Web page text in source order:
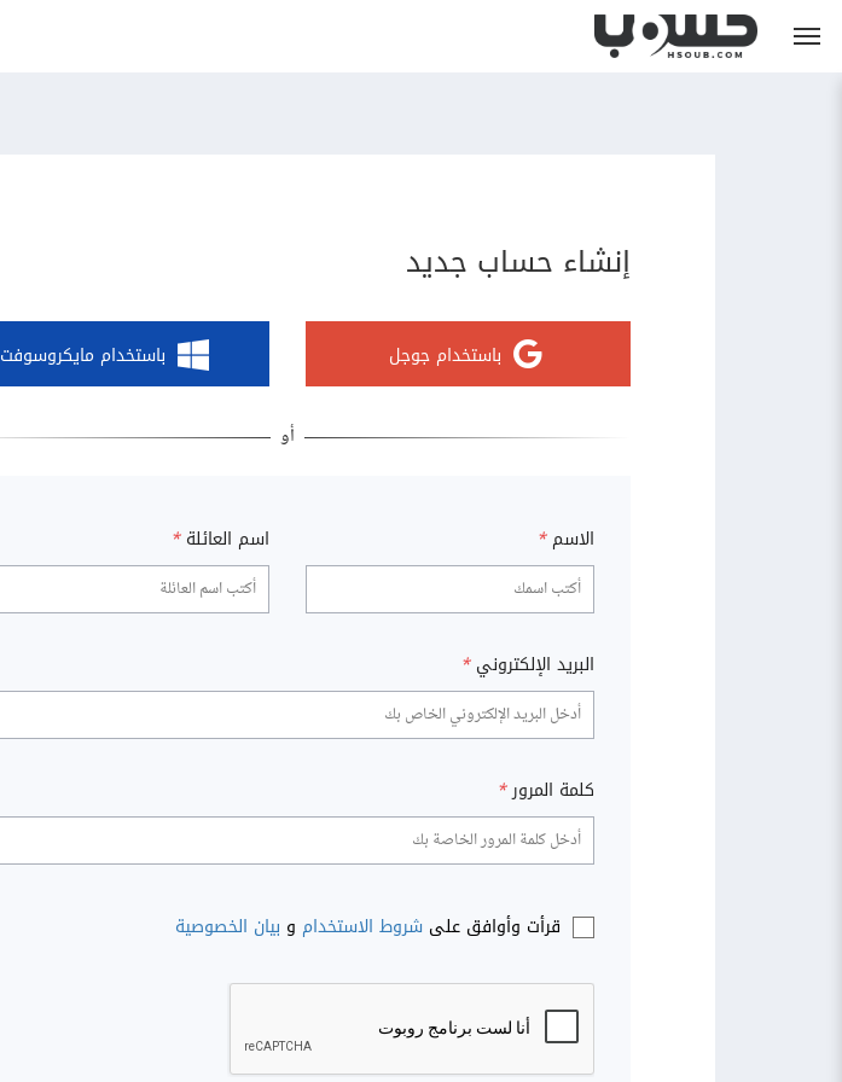
إنشاء حساب جديد
باستخدام جوجل باستخدام مايكروسوفت
الاسم * اسم العائلة *
البريد الإلكتروني *
كلمة المرور*
قرأت وأوافق على شروط الاستخدام و بيان الخصوصية